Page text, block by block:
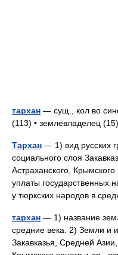
тархан — сущ., кол во
(113) • землевладелец
Тархан — 1) вид русских
социального слоя
Астраханского,
уплаты государственных
у тюркских народов в
тархан — 1) название
средние века. 2) Земли и
Закавказья, Средней Азии,